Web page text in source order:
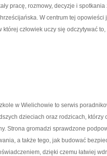
pracę, rozmowy, decyzje i
W centrum tej
człowiek uczy się odczytywać to,
w Wielichowie to serwis
dzieciach oraz rodzicach,
Strona gromadzi sprawdzone
a także tego, jak budować
dzięki czemu łatwiej